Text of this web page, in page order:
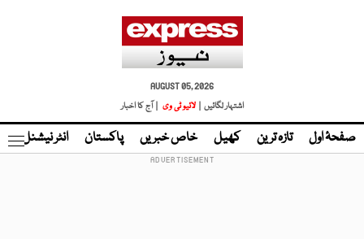
AUGUST 05, 2026
اشتہار لگائیں |
لائیو ٹی وی | آج کا اخبار
صفحۂ اول تازہ ترین کھیل خاص خبریں پاکستان انٹر نیشنل